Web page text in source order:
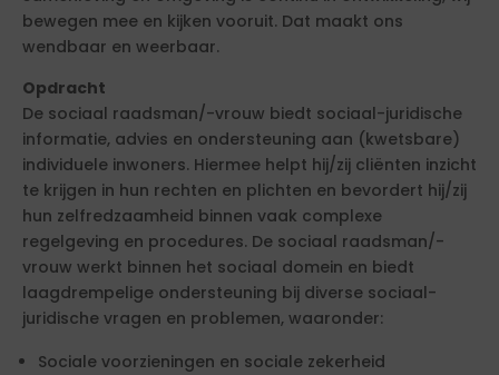
bewegen mee en kijken vooruit. Dat maakt ons
wendbaar en weerbaar.
Opdracht
De sociaal raadsman/-vrouw biedt sociaal-juridische
informatie, advies en ondersteuning aan (kwetsbare)
individuele inwoners. Hiermee helpt hij/zij cliënten inzicht
te krijgen in hun rechten en plichten en bevordert hij/zij
hun zelfredzaamheid binnen vaak complexe
regelgeving en procedures. De sociaal raadsman/-
vrouw werkt binnen het sociaal domein en biedt
laagdrempelige ondersteuning bij diverse sociaal-
juridische vragen en problemen, waaronder:
Sociale voorzieningen en sociale zekerheid